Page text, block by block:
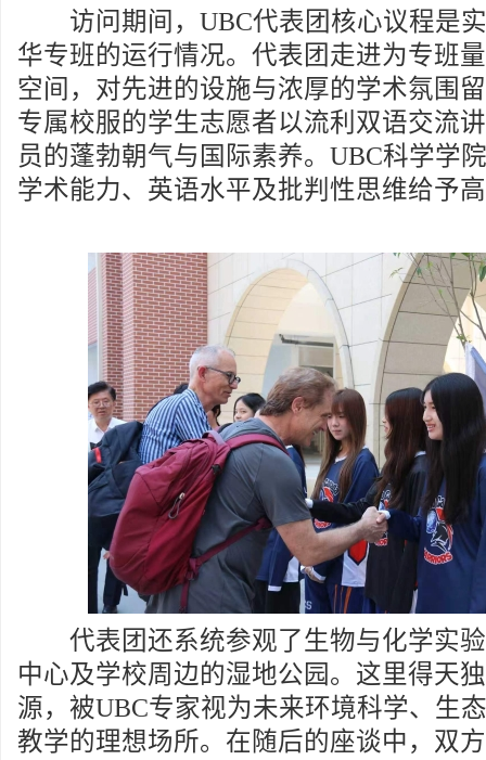
访问期间，UBC代表团核心议程是实
华专班的运行情况。代表团走进为专班
空间，对先进的设施与浓厚的学术氛围
专属校服的学生志愿者以流利双语交流
员的蓬勃朝气与国际素养。UBC科学学
学术能力、英语水平及批判性思维给予
代表团还系统参观了生物与化学实验
中心及学校周边的湿地公园。这里得天
源，被UBC专家视为未来环境科学、生
教学的理想场所。在随后的座谈中，双